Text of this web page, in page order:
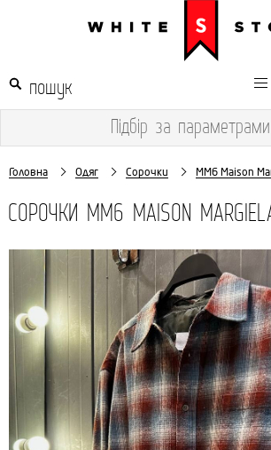
Підбір за параметрами
Головна Одяг Сорочки MM6 Maison
СОРОЧКИ MM6 MAISON